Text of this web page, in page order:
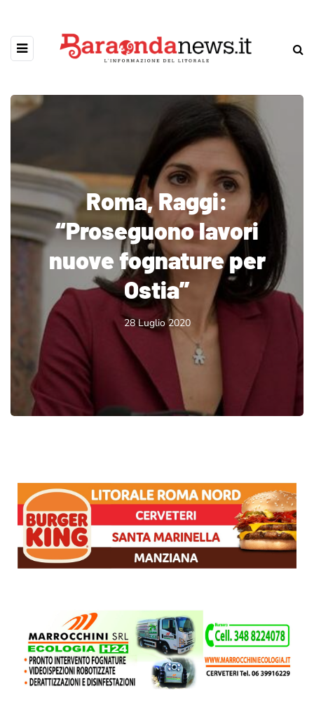
Roma, Raggi:
“Proseguono lavori
nuove fognature per
Ostia”
28 Luglio 2020